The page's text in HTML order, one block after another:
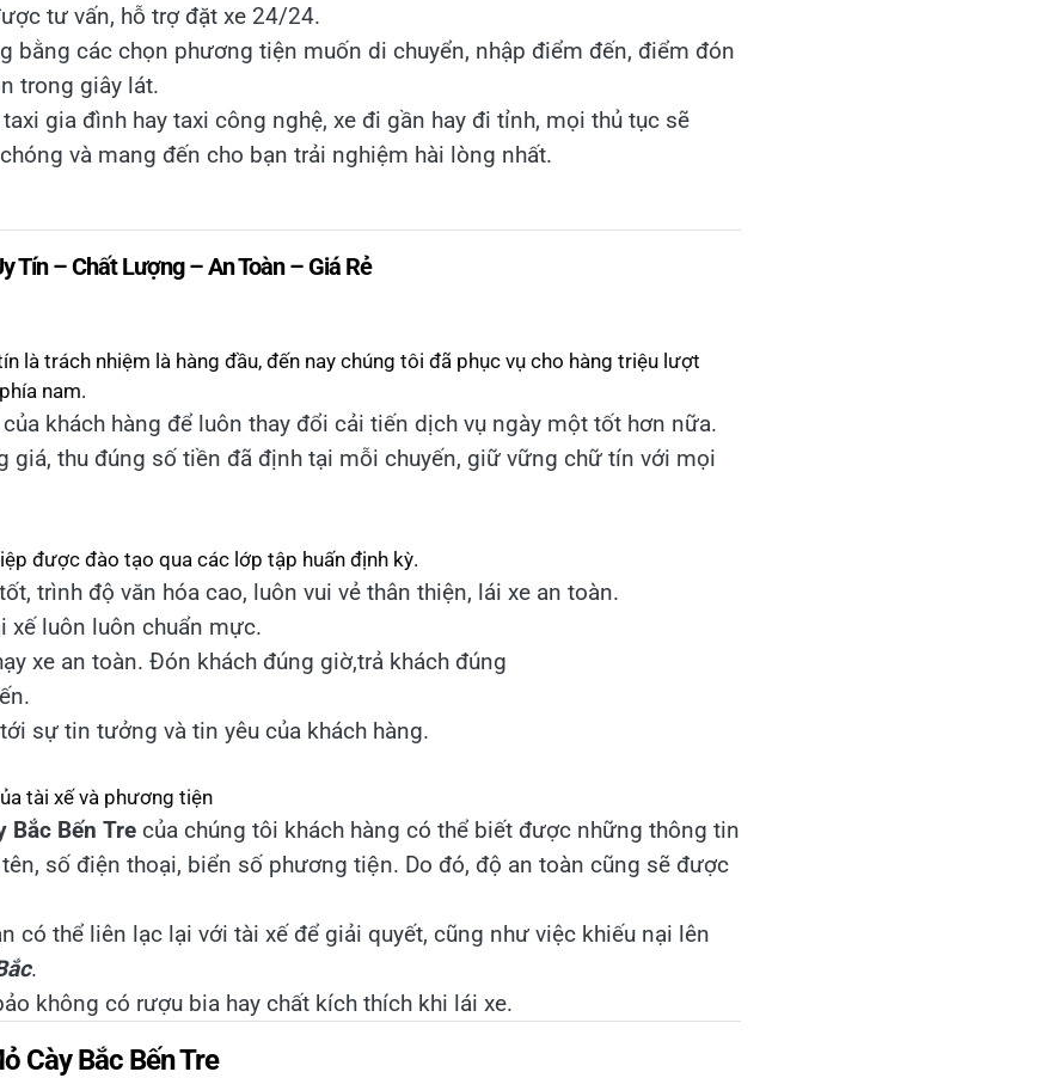
tư vấn, hỗ trợ đặt xe 24/24.
bằng các chọn phương tiện muốn di chuyển, nhập điểm đến, điểm đón
trong giây lát.
gia đình hay taxi công nghệ, xe đi gần hay đi tỉnh, mọi thủ tục sẽ
và mang đến cho bạn trải nghiệm hài lòng nhất.
Tín – Chất Lượng – An Toàn – Giá Rẻ
là trách nhiệm là hàng đầu, đến nay chúng tôi đã phục vụ cho hàng triệu lượt
nam.
khách hàng để luôn thay đổi cải tiến dịch vụ ngày một tốt hơn nữa.
giá, thu đúng số tiền đã định tại mỗi chuyến, giữ vững chữ tín với mọi
được đào tạo qua các lớp tập huấn định kỳ.
trình độ văn hóa cao, luôn vui vẻ thân thiện, lái xe an toàn.
xế luôn luôn chuẩn mực.
xe an toàn. Đón khách đúng giờ,trả khách đúng
sự tin tưởng và tin yêu của khách hàng.
tài xế và phương tiện
Bắc Bến Tre của chúng tôi khách hàng có thể biết được những thông tin
số điện thoại, biển số phương tiện. Do đó, độ an toàn cũng sẽ được
có thể liên lạc lại với tài xế để giải quyết, cũng như việc khiếu nại lên
.
không có rượu bia hay chất kích thích khi lái xe.
Cày Bắc Bến Tre